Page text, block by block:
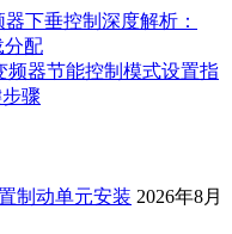
下垂控制深度解析：
分配
频器节能控制模式设置指
骤
制动单元安装 2026年8月